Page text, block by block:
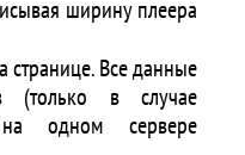
ширину плеера
странице. Все данные
(только в случае
на одном сервере